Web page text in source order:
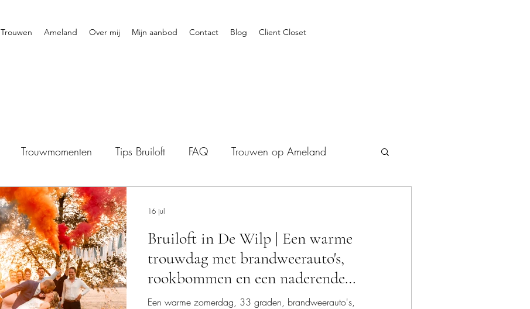
Trouwen Ameland Over mij Mijn aanbod Contact Blog Client Closet
Trouwmomenten Tips Bruiloft FAQ Trouwen op Ameland
Bruiloft in De Wilp | Een warme
trouwdag met brandweerauto's,
rookbommen en een naderende
onweersbui
Een warme zomerdag, 33 graden, brandweerauto's,
16 jul